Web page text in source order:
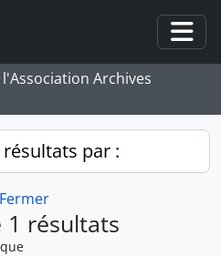
Archives
par :
Fermer
1 résultats